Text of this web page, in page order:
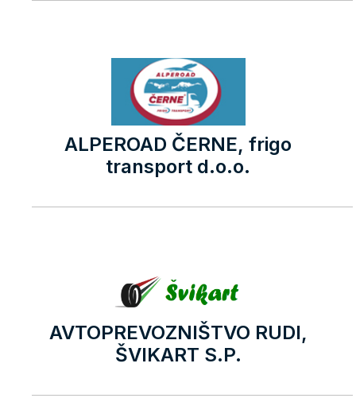
ALPEROAD ČERNE, frigo
transport d.o.o.
AVTOPREVOZNIŠTVO RUDI,
ŠVIKART S.P.